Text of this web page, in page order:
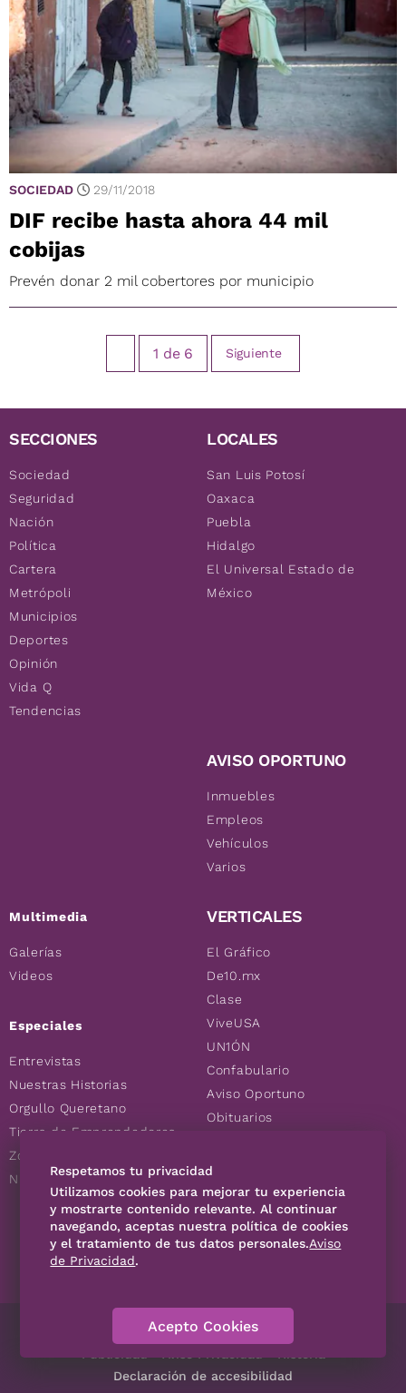
SOCIEDAD 29/11/2018
DIF recibe hasta ahora 44 mil
cobijas
Prevén donar 2 mil cobertores por municipio
1 de 6 Siguiente
SECCIONES
Sociedad
Seguridad
Nación
Política
Cartera
Metrópoli
Municipios
Deportes
Opinión
Vida Q
Tendencias
Multimedia
Galerías
Videos
Especiales
Entrevistas
Nuestras Historias
Orgullo Queretano
Tierra de Emprendedores
Zoociales
Nuevos Queretanos
LOCALES
San Luis Potosí
Oaxaca
Puebla
Hidalgo
El Universal Estado de
México
AVISO OPORTUNO
Inmuebles
Empleos
Vehículos
Varios
VERTICALES
El Gráfico
De10.mx
Clase
ViveUSA
UN1ÓN
Confabulario
Aviso Oportuno
Obituarios
Consultas
SÍGUENOS
Contáctanos Código de Ética
Declaración de accesibilidad
Respetamos tu privacidad
Utilizamos cookies para mejorar tu experiencia
y mostrarte contenido relevante. Al continuar
navegando, aceptas nuestra política de cookies
y el tratamiento de tus datos personales.Aviso
de Privacidad.
Acepto Cookies